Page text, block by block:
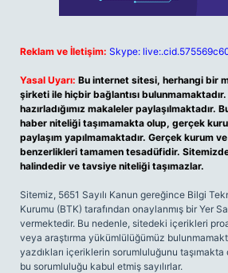
Reklam ve İletişim: Skype:
Yasal Uyarı: Bu internet sitesi, herhangi bir
şirketi ile hiçbir bağlantısı
hazırladığımız makaleler paylaşılmaktadır.
haber niteliği taşımamakta olup, gerçek
paylaşım yapılmamaktadır. Gerçek kurum
benzerlikleri tamamen tesadüfidir.
halindedir ve tavsiye niteliği taşımazlar.
Sitemiz, 5651 Sayılı Kanun gereğince Bilgi
Kurumu (BTK) tarafından onaylanmış bir Yer
vermektedir. Bu nedenle, sitedeki içerikleri
veya araştırma yükümlülüğümüz
yazdıkları içeriklerin sorumluluğunu
bu sorumluluğu kabul etmiş sayılırlar.